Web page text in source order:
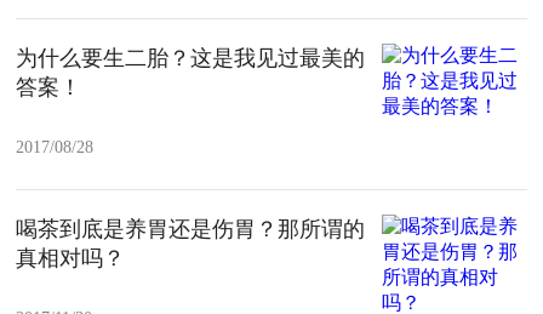
为什么要生二胎？这是我见过最美的
答案！
2017/08/28
喝茶到底是养胃还是伤胃？那所谓的
真相对吗？